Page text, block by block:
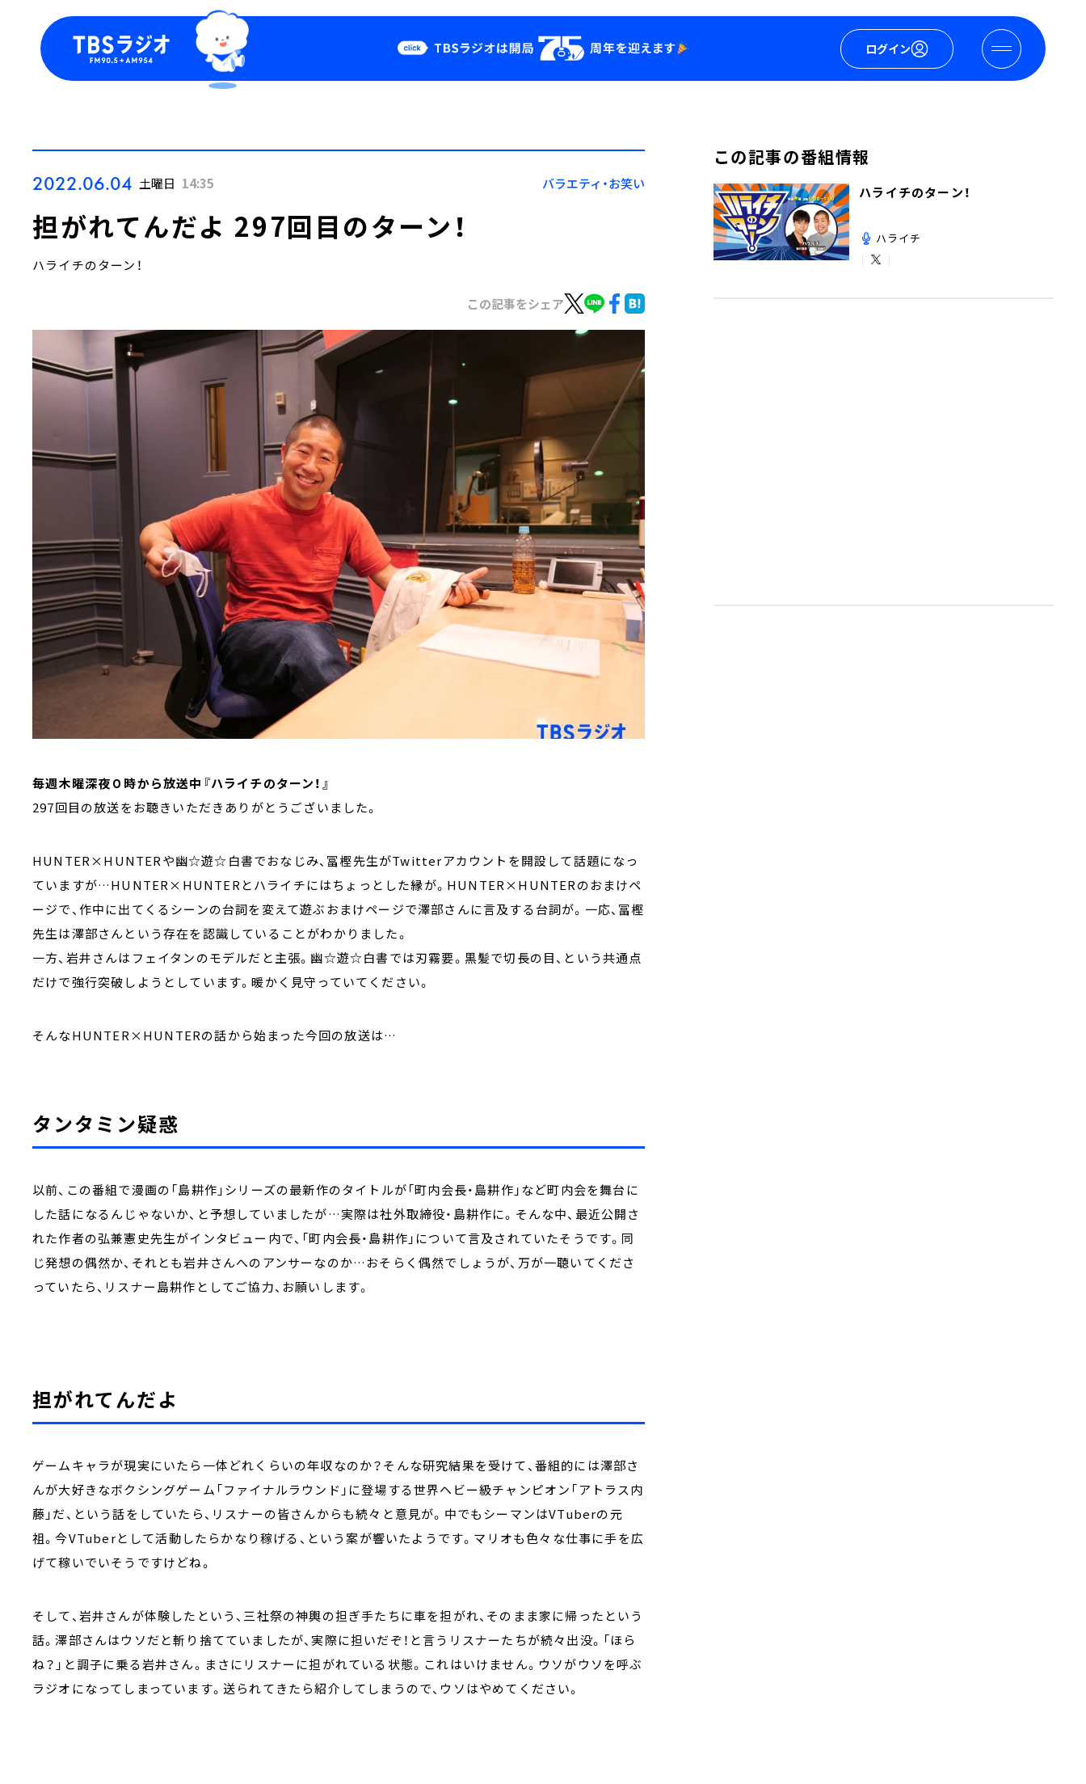
ログイン
Podcast
YouTube
会社情報
2022.06.04 土曜日 14:35 バラエティ・お笑い
担がれてんだよ 297回目のターン！
ハライチのターン！
この記事をシェア
毎週木曜深夜０時から放送中『ハライチのターン！』
297回目の放送をお聴きいただきありがとうございました。
HUNTER×HUNTERや幽☆遊☆白書でおなじみ、冨樫先生がTwitterアカウントを開設して話題になっ
ていますが…HUNTER×HUNTERとハライチにはちょっとした縁が。HUNTER×HUNTERのおまけペ
ージで、作中に出てくるシーンの台詞を変えて遊ぶおまけページで澤部さんに言及する台詞が。一応、冨樫
先生は澤部さんという存在を認識していることがわかりました。
一方、岩井さんはフェイタンのモデルだと主張。幽☆遊☆白書では刃霧要。黒髪で切長の目、という共通点
だけで強行突破しようとしています。暖かく見守っていてください。
そんなHUNTER×HUNTERの話から始まった今回の放送は…
タンタミン疑惑
以前、この番組で漫画の「島耕作」シリーズの最新作のタイトルが「町内会長・島耕作」など町内会を舞台に
した話になるんじゃないか、と予想していましたが…実際は社外取締役・島耕作に。そんな中、最近公開さ
れた作者の弘兼憲史先生がインタビュー内で、「町内会長・島耕作」について言及されていたそうです。同
じ発想の偶然か、それとも岩井さんへのアンサーなのか…おそらく偶然でしょうが、万が一聴いてくださ
っていたら、リスナー島耕作としてご協力、お願いします。
担がれてんだよ
ゲームキャラが現実にいたら一体どれくらいの年収なのか？そんな研究結果を受けて、番組的には澤部さ
んが大好きなボクシングゲーム「ファイナルラウンド」に登場する世界ヘビー級チャンピオン「アトラス内
藤」だ、という話をしていたら、リスナーの皆さんからも続々と意見が。中でもシーマンはVTuberの元
祖。今VTuberとして活動したらかなり稼げる、という案が響いたようです。マリオも色々な仕事に手を広
げて稼いでいそうですけどね。
そして、岩井さんが体験したという、三社祭の神輿の担ぎ手たちに車を担がれ、そのまま家に帰ったという
話。澤部さんはウソだと斬り捨てていましたが、実際に担いだぞ！と言うリスナーたちが続々出没。「ほら
ね？」と調子に乗る岩井さん。まさにリスナーに担がれている状態。これはいけません。ウソがウソを呼ぶ
ラジオになってしまっています。送られてきたら紹介してしまうので、ウソはやめてください。
この記事の番組情報
ハライチのターン！
ハライチ